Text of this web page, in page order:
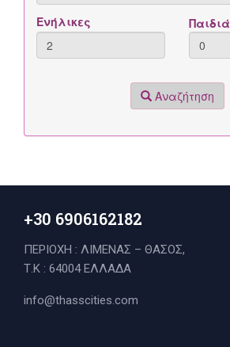
+30 6906162182
ΠΕΡΙΟΧΗ : ΛΙΜΕΝΑΣ – ΘΑΣΟΣ,
Τ.Κ : 64004 ΕΛΛΑΔΑ
info@thasscities.com